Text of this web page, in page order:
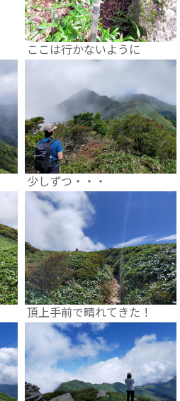
ここは行かないように
少しずつ・・・
頂上手前で晴れてきた！